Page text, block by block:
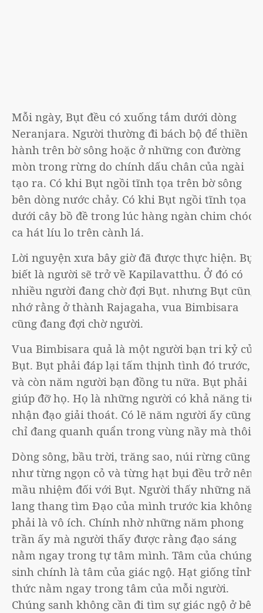
Mỗi ngày, Bụt đều có xuống tắm dưới dòng
Neranjara. Người thường đi bách bộ để thiền
hành trên bờ sông hoặc ở những con đường
mòn trong rừng do chính dấu chân của ngài
tạo ra. Có khi Bụt ngồi tĩnh tọa trên bờ sông
bên dòng nước chảy. Có khi Bụt ngồi tĩnh tọa
dưới cây bồ đề trong lúc hàng ngàn chim chóc
ca hát líu lo trên cành lá.
Lời nguyện xưa bây giờ đã được thực hiện. Bụt
biết là người sẽ trở về Kapilavatthu. Ở đó có
nhiều người đang chờ đợi Bụt. nhưng Bụt cũng
nhớ rằng ở thành Rajagaha, vua Bimbisara
cũng đang đợi chờ người.
Vua Bimbisara quả là một người bạn tri kỷ của
Bụt. Bụt phải đáp lại tấm thịnh tình đó trước,
và còn năm người bạn đồng tu nữa. Bụt phải
giúp đỡ họ. Họ là những người có khả năng tiếp
nhận đạo giải thoát. Có lẽ năm người ấy cũng
chỉ đang quanh quẩn trong vùng nầy mà thôi.
Dòng sông, bầu trời, trăng sao, núi rừng cũng
như từng ngọn cỏ và từng hạt bụi đều trở nên
mầu nhiệm đối với Bụt. Người thấy những năm
lang thang tìm Đạo của mình trước kia không
phải là vô ích. Chính nhờ những năm phong
trần ấy mà người thấy được rằng đạo sáng
nằm ngay trong tự tâm mình. Tâm của chúng
sinh chính là tâm của giác ngộ. Hạt giống tỉnh
thức nằm ngay trong tâm của mỗi người.
Chúng sanh không cần đi tìm sự giác ngộ ở bên